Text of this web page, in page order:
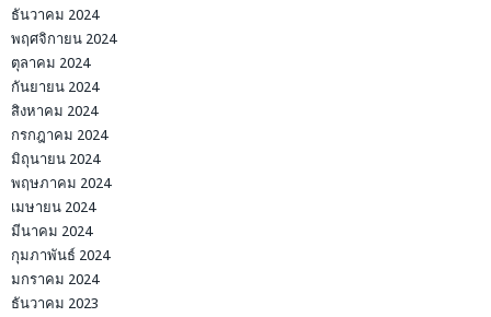
ธันวาคม 2024
พฤศจิกายน 2024
ตุลาคม 2024
กันยายน 2024
สิงหาคม 2024
กรกฎาคม 2024
มิถุนายน 2024
พฤษภาคม 2024
เมษายน 2024
มีนาคม 2024
กุมภาพันธ์ 2024
มกราคม 2024
ธันวาคม 2023